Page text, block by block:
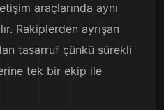
araçlarında aynı
Rakiplerden ayrışan
tasarruf çünkü sürekli
tek bir ekip ile